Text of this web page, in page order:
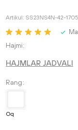
Artikul: SS23NS4N-42-
Hajmi
HAJMLAR JADVALI
Rang
Oq